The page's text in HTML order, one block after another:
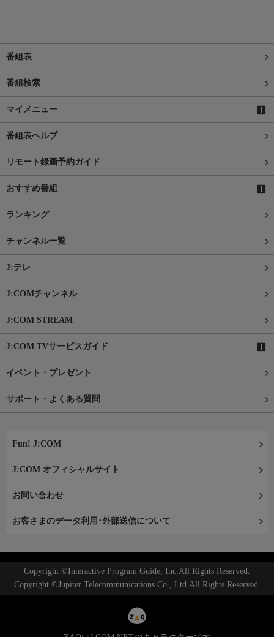
番組表
番組検索
マイメニュー
番組表ヘルプ
リモート録画予約ガイド
おすすめ番組
ランキング
チャンネル一覧
J:テレ
J:COMチャンネル
J:COM STREAM
J:COM TVサービスガイド
イベント・プレゼント
サポート・よくある質問
Fun! J:COM
J:COM オフィシャルサイト
お問い合わせ
お客さまのデータ利用･外部送信について
Copyright ©Interactive Program Guide, Inc.All Rights Reserved.
Copyright ©Jupiter Telecommunications Co., Ltd.All Rights Reserved.